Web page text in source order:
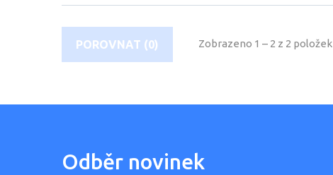
POROVNAT (0) Zobrazeno 1 – 2 z 2 položek
Odběr novinek